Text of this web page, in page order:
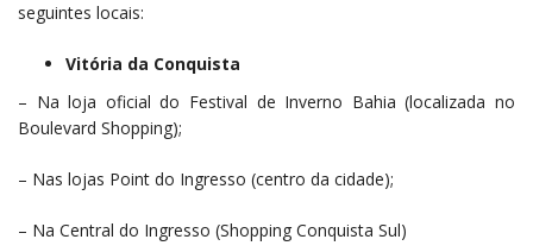
seguintes locais:
Vitória da Conquista
– Na loja oficial do Festival de Inverno Bahia (localizada no
Boulevard Shopping);
– Nas lojas Point do Ingresso (centro da cidade);
– Na Central do Ingresso (Shopping Conquista Sul)